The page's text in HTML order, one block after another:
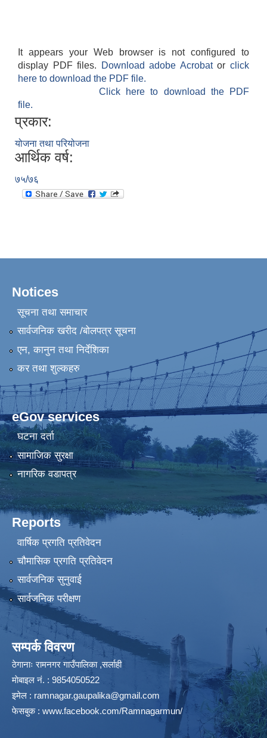
It appears your Web browser is not configured to
display PDF files.
Download adobe Acrobatorclick
here to download the PDF file.
Click here to download the PDF
file.
प्रकार:
योजना तथा परियोजना
आर्थिक वर्ष:
७५/७६
Notices
सूचना तथा समाचार
सार्वजनिक खरीद /बोलपत्र सूचना
एन, कानुन तथा निर्देशिका
कर तथा शुल्कहरु
eGov services
घटना दर्ता
सामाजिक सुरक्षा
नागरिक वडापत्र
Reports
वार्षिक प्रगति प्रतिवेदन
चौमासिक प्रगति प्रतिवेदन
सार्वजनिक सुनुवाई
सार्वजनिक परीक्षण
सम्पर्क विवरण
ठेगानाः रामनगर गाउँपालिका ,सर्लाही
माेबाइल न‌ं. : 9854050522
इमेल : ramnagar.gaupalika@gmail.com
फेसबुक : www.facebook.com/Ramnagarmun/